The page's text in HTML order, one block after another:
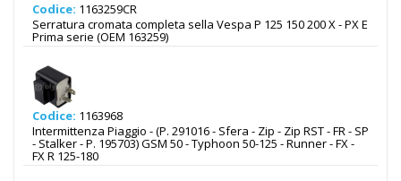
Codice: 1163259CR
Serratura cromata completa sella Vespa P 125 150 200 X - PX E
Prima serie (OEM 163259)
Codice: 1163968
Intermittenza Piaggio - (P. 291016 - Sfera - Zip - Zip RST - FR - SP
- Stalker - P. 195703) GSM 50 - Typhoon 50-125 - Runner - FX -
FX R 125-180